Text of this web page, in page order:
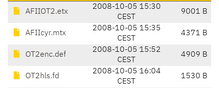
AFIIOT2.etx
2008-10-05 15:30
CEST
9001 B
AFIIcyr.mtx
2008-10-05 15:35
CEST
4371 B
OT2enc.def
2008-10-05 15:52
CEST
4909 B
OT2hls.fd
2008-10-05 16:04
CEST
1530 B